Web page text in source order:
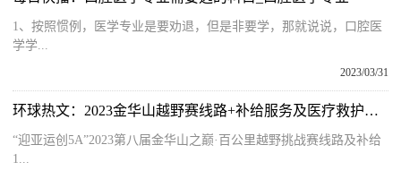
1、按照惯例，医学专业是要劝退，但是非要学，那就说说，口腔医
学学...
2023/03/31
环球热文：2023金华山越野赛线路+补给服务及医疗救护设置情况
“迎亚运创5A”2023第八届金华山之巅·百公里越野挑战赛线路及补给
1...